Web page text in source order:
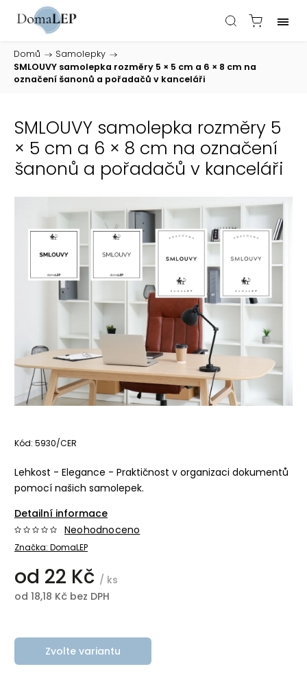
Domů / Samolepky /
SMLOUVY samolepka rozměry 5 × 5 cm a 6 × 8 cm na
označení šanonů a pořadačů v kanceláři
SMLOUVY samolepka rozměry 5
× 5 cm a 6 × 8 cm na označení
šanonů a pořadačů v kanceláři
Kód: 5930/CER
Lehkost - Elegance - Praktičnost v organizaci dokumentů
pomocí našich samolepek.
Detailní informace
Značka: DomaLEP
Neohodnoceno
od 22 Kč / ks
od 18,18 Kč bez DPH
Zvolte variantu